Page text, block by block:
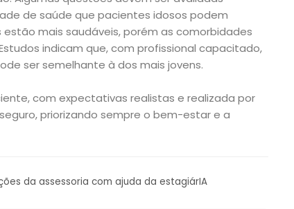
de saúde que pacientes idosos podem
mais saudáveis, porém as comorbidades
indicam que, com profissional capacitado,
ser semelhante à dos mais jovens.
com expectativas realistas e realizada por
priorizando sempre o bem-estar e a
da assessoria com ajuda da estagiárIA